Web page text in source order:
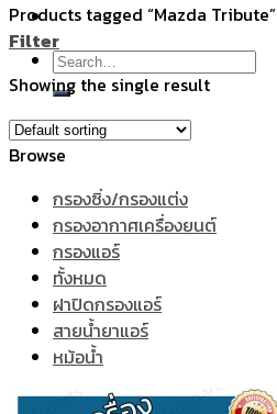
Search
for:
Products tagged “Mazda Tribute”
Filter
Showing the single result
Browse
กรองซิ่ง/กรองแต่ง
กรองอากาศเครื่องยนต์
กรองแอร์
ทั้งหมด
ฝาปิดกรองแอร์
สายน้ำยาแอร์
หม้อน้ำ